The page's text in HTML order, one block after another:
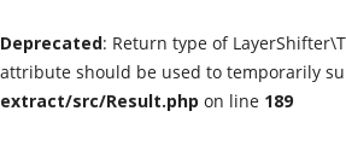
Deprecated: Return type of
attribute should be used to temporarily
extract/src/Result.php on line 189